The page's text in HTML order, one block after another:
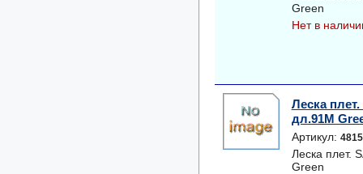
Green
Нет в
Леска
дл.91M
Артикул:
Леска плет.
Green